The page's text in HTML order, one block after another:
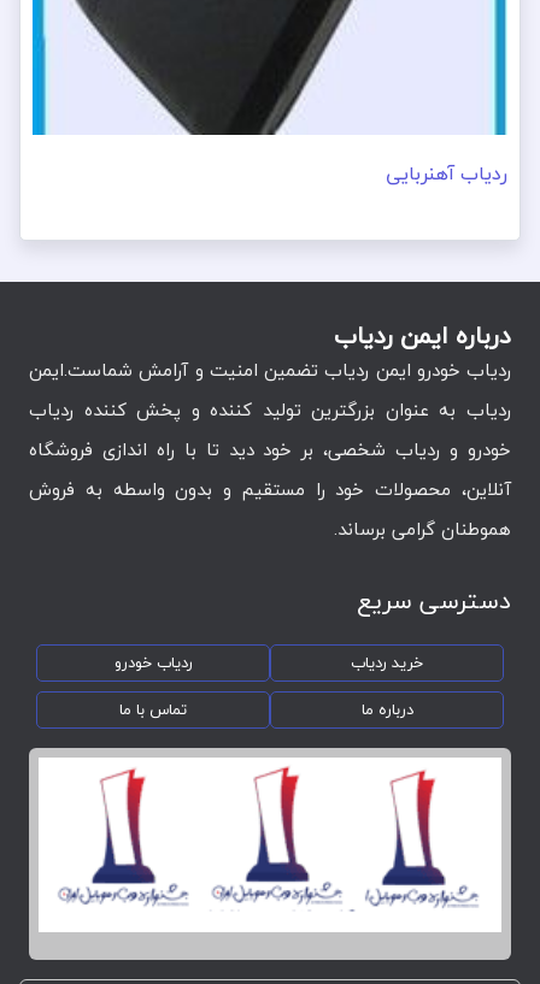
ردیاب آهنربایی
درباره ایمن ردیاب
ردیاب خودرو ایمن ردیاب تضمین امنیت و آرامش شماست.ایمن
ردیاب به عنوان بزرگترین تولید کننده و پخش کننده ردیاب
خودرو و ردیاب شخصی، بر خود دید تا با راه اندازی فروشگاه
آنلاین، محصولات خود را مستقیم و بدون واسطه به فروش
هموطنان گرامی برساند.
دسترسی سریع
خرید ردیاب
ردیاب خودرو
درباره ما
تماس با ما